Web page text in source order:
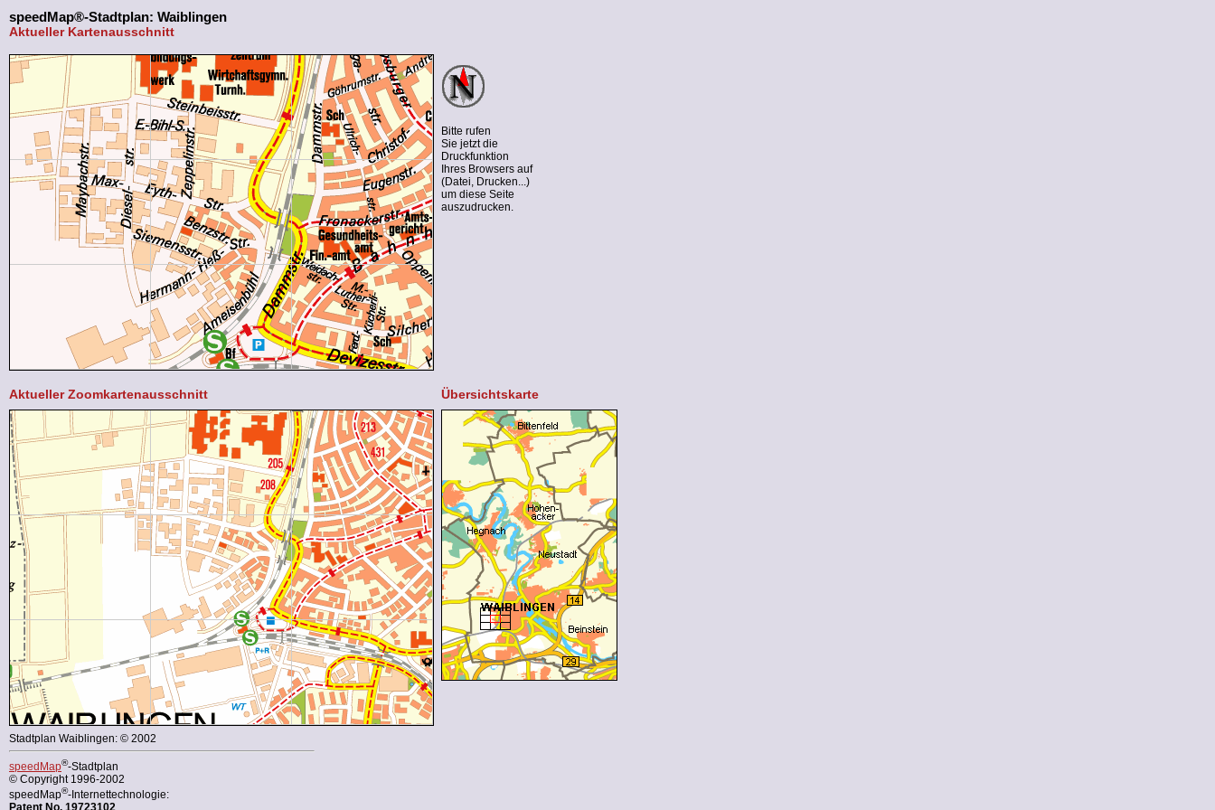
Bitte rufen
Sie jetzt die
Druckfunktion
Ihres Browsers auf
(Datei, Drucken...)
um diese Seite
auszudrucken.
speedMap®-Stadtplan: Waiblingen
Aktueller Kartenausschnitt
Aktueller Zoomkartenausschnitt Übersichtskarte
Stadtplan Waiblingen: © 2002
speedMap®-Stadtplan
© Copyright 1996-2002
speedMap®-Internettechnologie:
Patent No. 19723102